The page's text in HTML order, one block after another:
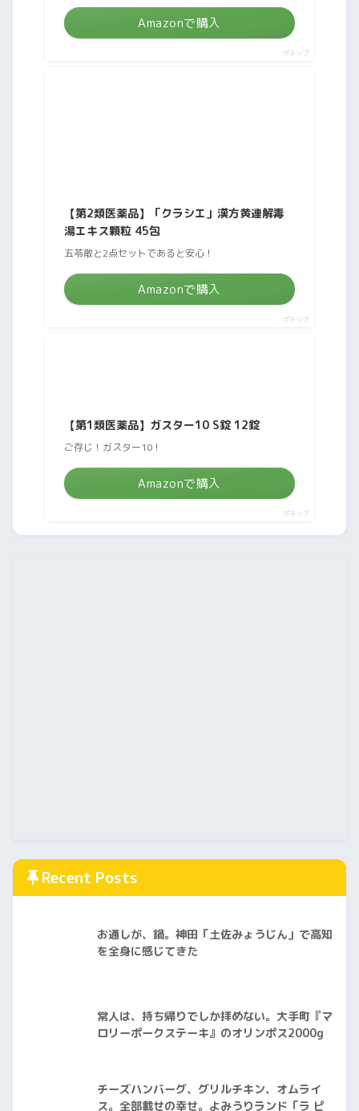
Amazonで購入
ポチップ
【第2類医薬品】「クラシエ」漢方黄連解毒
湯エキス顆粒 45包
五苓散と2点セットであると安心！
Amazonで購入
ポチップ
【第1類医薬品】ガスター10 S錠 12錠
ご存じ！ガスター10！
Amazonで購入
ポチップ
Recent Posts
お通しが、鍋。神田「土佐みょうじん」で高知
を全身に感じてきた
常人は、持ち帰りでしか拝めない。大手町『マ
ロリーポークステーキ』のオリンポス2000g
チーズハンバーグ、グリルチキン、オムライ
ス。全部載せの幸せ。よみうりランド「ラ ピ